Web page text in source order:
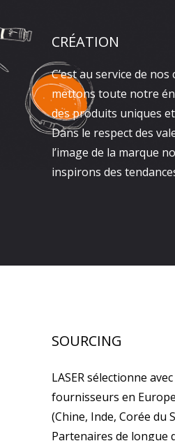
CRÉATION
C’est au service de
mettons toute notre
des produits uniques
Dans le respect des
l’image de la marque
inspirons des
SOURCING
LASER sélectionne
fournisseurs en
(Chine, Inde, Corée du
Partenaires de longue